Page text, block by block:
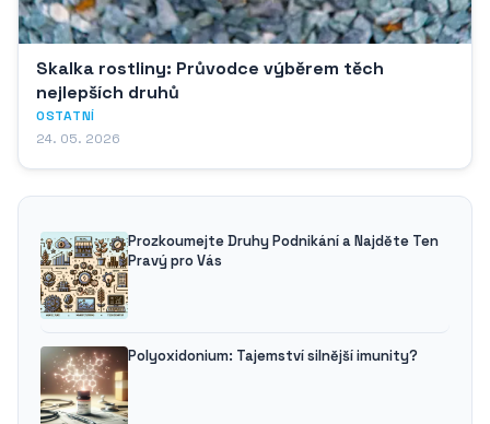
Skalka rostliny: Průvodce výběrem těch
nejlepších druhů
OSTATNÍ
24. 05. 2026
Prozkoumejte Druhy Podnikání a Najděte Ten
Pravý pro Vás
Polyoxidonium: Tajemství silnější imunity?